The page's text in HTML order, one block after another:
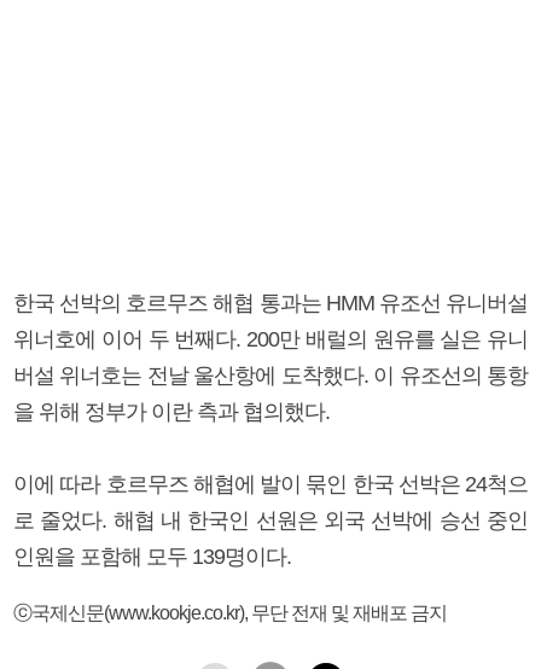
한국 선박의 호르무즈 해협 통과는 HMM 유조선 유니버설
위너호에 이어 두 번째다. 200만 배럴의 원유를 실은 유니
버설 위너호는 전날 울산항에 도착했다. 이 유조선의 통항
을 위해 정부가 이란 측과 협의했다.
이에 따라 호르무즈 해협에 발이 묶인 한국 선박은 24척으
로 줄었다. 해협 내 한국인 선원은 외국 선박에 승선 중인
인원을 포함해 모두 139명이다.
ⓒ국제신문(www.kookje.co.kr), 무단 전재 및 재배포 금지